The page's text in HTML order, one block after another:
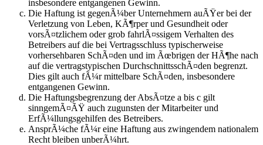
insbesondere entgangenen Gewinn.
Die Haftung ist gegenÃ¼ber Unternehmern auÃŸer bei der
Verletzung von Leben, KÃ¶rper und Gesundheit oder
vorsÃ¤tzlichem oder grob fahrlÃ¤ssigem Verhalten des
Betreibers auf die bei Vertragsschluss typischerweise
vorhersehbaren SchÃ¤den und im Ãœbrigen der HÃ¶he nach
auf die vertragstypischen DurchschnittsschÃ¤den begrenzt.
Dies gilt auch fÃ¼r mittelbare SchÃ¤den, insbesondere
entgangenen Gewinn.
Die Haftungsbegrenzung der AbsÃ¤tze a bis c gilt
sinngemÃ¤ÃŸ auch zugunsten der Mitarbeiter und
ErfÃ¼llungsgehilfen des Betreibers.
AnsprÃ¼che fÃ¼r eine Haftung aus zwingendem nationalem
Recht bleiben unberÃ¼hrt.